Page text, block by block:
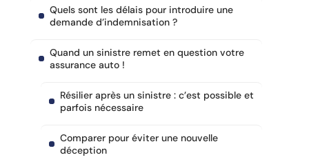
Quels sont les délais pour introduire une
demande d’indemnisation ?
Quand un sinistre remet en question votre
assurance auto !
Résilier après un sinistre : c’est possible et
parfois nécessaire
Comparer pour éviter une nouvelle
déception